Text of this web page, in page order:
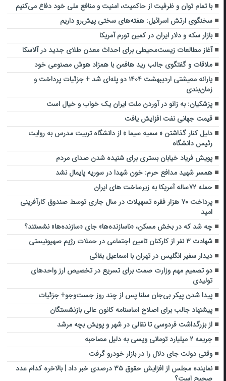
با تمام توان و ظرفیت از حاکمیت، امنیت و منافع ملی خود دفاع می‌کنیم
سخنگوی ارتش اسرائیل: هفته‌های سختی پیش‌رو داریم
بازار سکه و دلار ایران در کمین تورم آمریکا
آغاز مطالعات زیست‌محیطی برای احداث معدن طلای جدید در آلاسکا
ملاقات و گفتگوی جالب رید هافمن با همزاد هوش مصنوعی خود
یارانه معیشتی اردیبهشت ۱۴۰۴ دو پله‌ای شد + جزئیات پرداخت و
زمان‌بندی
پزشکیان: به زانو در آوردن ملت ایران یک خواب و خیال است
قیمت جهانی نفت افزایش یافت
دلیل کنار گذاشتن « سمیه سیما » از دانشگاه تربیت مدرس به روایت
رئیس دانشگاه
پویش فریاد خیابان بستری برای شنیده شدن صدای مردم
همسر شهید مدافع حرم: خون شهد‌ا در سوریه پایمال نشد
حمله ۷۲ساله آمریکا به زیرساخت های ایران
پرداخت ۷۰ هزار فقره تسهیلات در سال جاری توسط صندوق کارآفرینی
امید
چه شد که در بخش مسکن، «ناسازنده‌ها» جای «سازنده‌ها» نشستند؟
شهادت ۳ نفر از کارکنان تامین اجتماعی در حملات رژیم صهیونیستی
دیدار سفیر انگلیس در تهران با اسماعیل بقائی
دو تصمیم مهم وزارت صمت برای تسریع در تخصیص ارز واحد‌های
تولیدی
پیدا شدن پیکر بی‌جان سلنا پس از چند روز جست‌و‌جو+ جزئیات
پیشنهاد جالب برای اصلاح اساسنامه کانون عالی بازنشستگان
از بزرگداشت فردوسی تا نقالی در شهر و پویش بچه مرشد
جریمه ۲ میلیارد تومانی ویسی به دلیل مصاحبه
وقتی دولت جای دلال را در بازار خودرو گرفت
نماینده مجلس از افزایش حقوق ۳۵ درصدی خبر داد | بالاخره کدام عدد
صحیح است؟